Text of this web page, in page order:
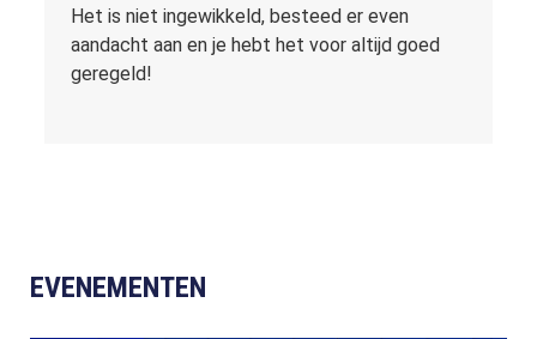
Het is niet ingewikkeld, besteed er even
aandacht aan en je hebt het voor altijd goed
geregeld!
EVENEMENTEN